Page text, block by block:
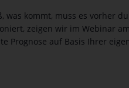
was kommt, muss es vorher
zeigen wir im Webinar
Prognose auf Basis Ihrer